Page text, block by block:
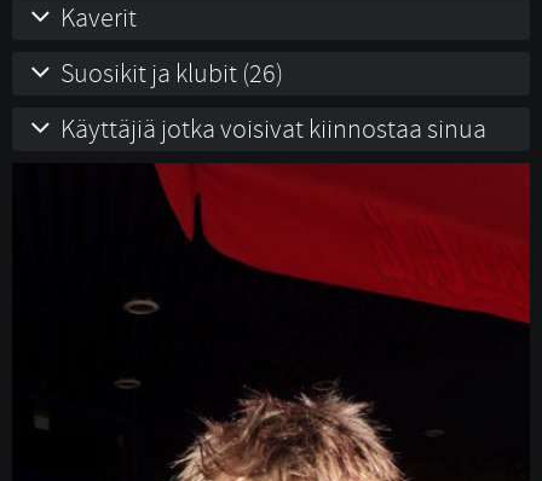
Kaverit
Suosikit ja klubit (26)
Käyttäjiä jotka voisivat kiinnostaa sinua